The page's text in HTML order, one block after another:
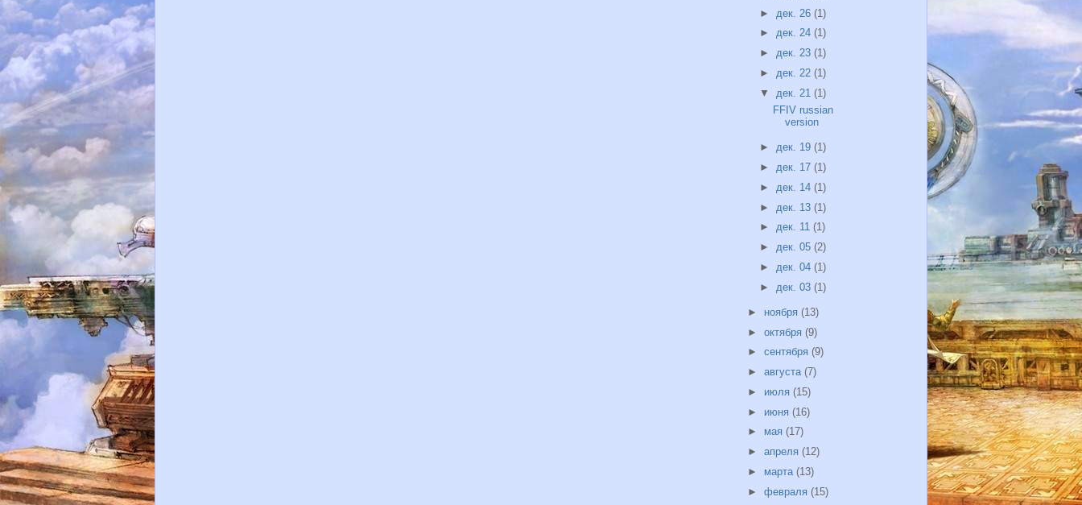
► дек. 26(1)
►дек. 24(1)
►дек. 23(1)
► дек. 22(1)
▼ дек. 21(1)
FFIV russian
version
►дек. 19(1)
►дек. 17(1)
► дек. 14(1)
► дек. 13(1)
►дек. 11(1)
►дек. 05(2)
► дек. 04(1)
► дек. 03(1)
► ноября (13)
► октября (9)
► сентября (9)
► августа (7)
► июля (15)
► июня (16)
► мая (17)
► апреля (12)
► марта (13)
► февраля (15)